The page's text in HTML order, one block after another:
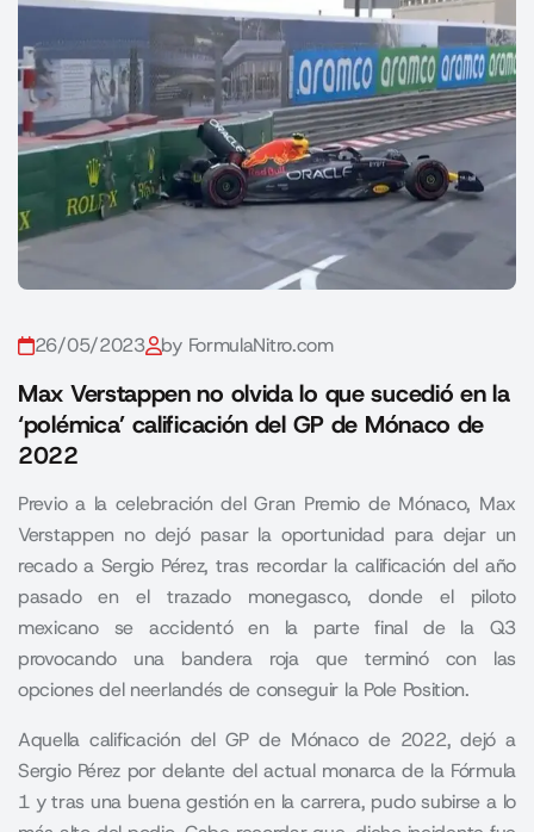
26/05/2023 by FormulaNitro.com
Max Verstappen no olvida lo que sucedió en la
‘polémica’ calificación del GP de Mónaco de
2022
Previo a la celebración del Gran Premio de Mónaco, Max
Verstappen no dejó pasar la oportunidad para dejar un
recado a Sergio Pérez, tras recordar la calificación del año
pasado en el trazado monegasco, donde el piloto
mexicano se accidentó en la parte final de la Q3
provocando una bandera roja que terminó con las
opciones del neerlandés de conseguir la Pole Position.
Aquella calificación del GP de Mónaco de 2022, dejó a
Sergio Pérez por delante del actual monarca de la Fórmula
1 y tras una buena gestión en la carrera, pudo subirse a lo